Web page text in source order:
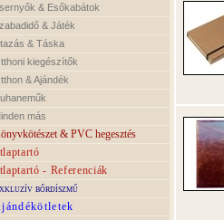
& Esőkabátok
& Játék
& Táska
kiegészítők
& Ajándék
más
& PVC hegesztés
- Referenciák
bőrdíszmű